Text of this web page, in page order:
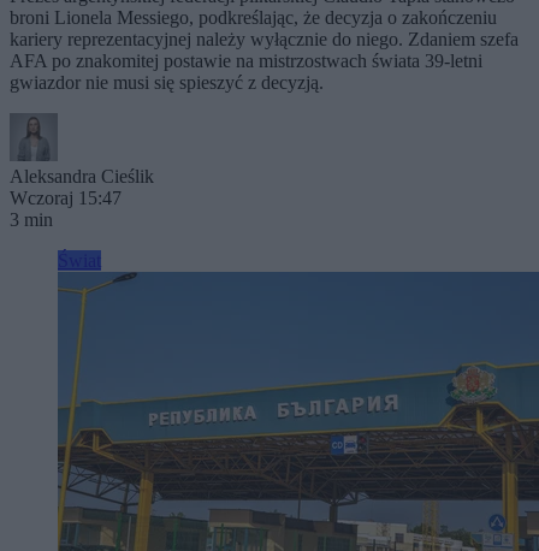
broni Lionela Messiego, podkreślając, że decyzja o zakończeniu
kariery reprezentacyjnej należy wyłącznie do niego. Zdaniem szefa
AFA po znakomitej postawie na mistrzostwach świata 39-letni
gwiazdor nie musi się spieszyć z decyzją.
Aleksandra Cieślik
Wczoraj 15:47
3 min